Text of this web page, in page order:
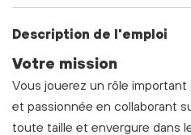
Description de l'emploi
Votre mission
Vous jouerez un rôle
et passionnée en collaborant
toute taille et envergure dans